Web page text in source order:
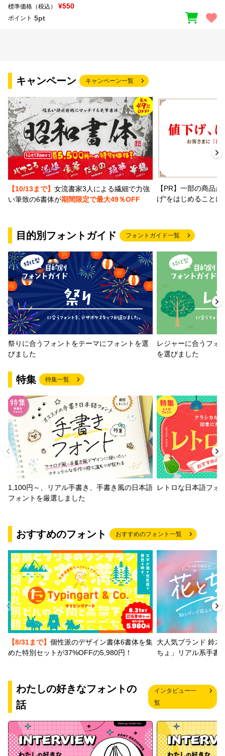
標準価格（税込） ¥550
ポイント 5pt
キャンペーン キャンペーン一覧
【10/13まで】 女流書家3人による繊細で力強
い筆致の6書体が期間限定で最大49％OFF
【PR】一部の商品
げ"をはじめること
目的別フォントガイド フォントガイド一覧
祭りに合うフォントをテーマにフォントを選
びました
レジャーに合うフォ
を選びました
特集 特集一覧
1,100円～、リアル手書き、手書き風の日本語
フォントを厳選しました
レトロな日本語フォ
おすすめのフォント おすすめのフォント一覧
【8/31まで】 個性派のデザイン書体6書体を集
めた特別セットが37%OFFの5,980円！
大人気ブランド 鈴木
ちょ」リアル系手書
わたしの好きなフォントの
話
インタビュー一
覧